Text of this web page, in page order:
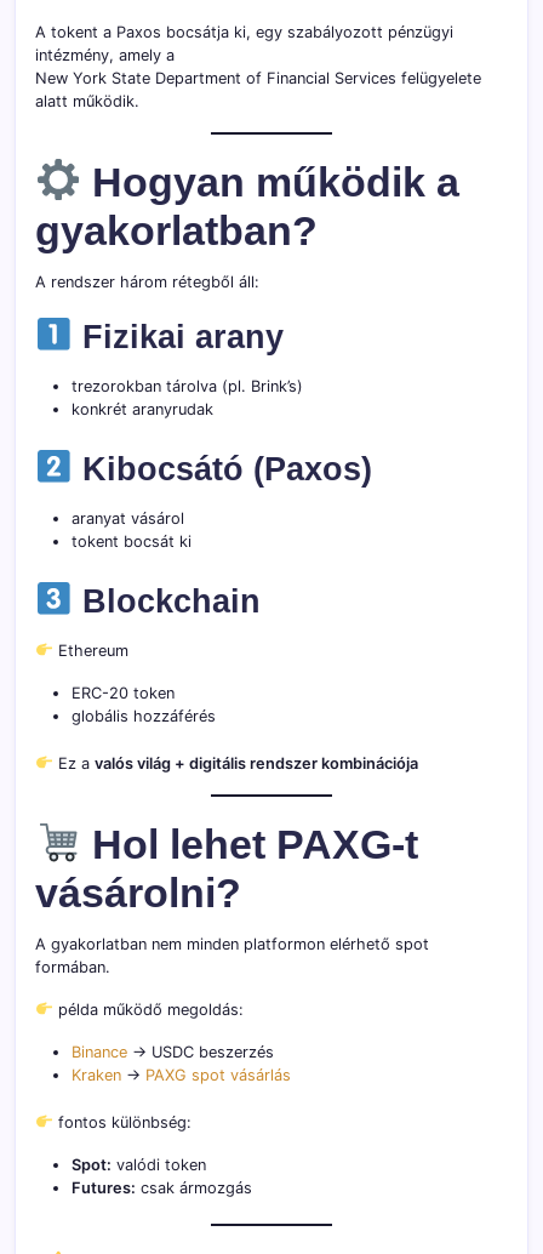
A tokent a Paxos bocsátja ki, egy szabályozott pénzügyi
intézmény, amely a
New York State Department of Financial Services felügyelete
alatt működik.
Hogyan működik a
gyakorlatban?
A rendszer három rétegből áll:
Fizikai arany
trezorokban tárolva (pl. Brink’s)
konkrét aranyrudak
Kibocsátó (Paxos)
aranyat vásárol
tokent bocsát ki
Blockchain
Ethereum
ERC-20 token
globális hozzáférés
Ez a valós világ + digitális rendszer kombinációja
Hol lehet PAXG-t
vásárolni?
A gyakorlatban nem minden platformon elérhető spot
formában.
példa működő megoldás:
Binance → USDC beszerzés
Kraken → PAXG spot vásárlás
fontos különbség:
Spot: valódi token
Futures: csak ármozgás